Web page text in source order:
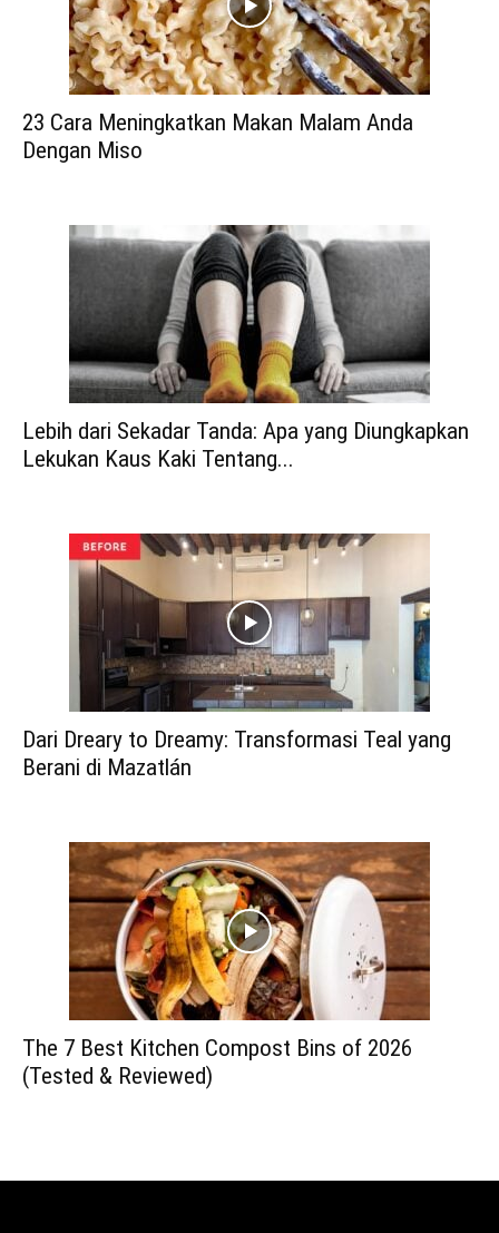
23 Cara Meningkatkan Makan Malam Anda
Dengan Miso
Lebih dari Sekadar Tanda: Apa yang Diungkapkan
Lekukan Kaus Kaki Tentang...
Dari Dreary to Dreamy: Transformasi Teal yang
Berani di Mazatlán
The 7 Best Kitchen Compost Bins of 2026
(Tested & Reviewed)